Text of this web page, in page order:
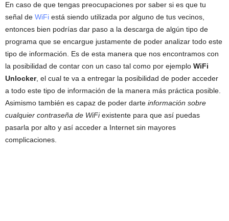
En caso de que tengas preocupaciones por saber si es que tu
señal de WiFi está siendo utilizada por alguno de tus vecinos,
entonces bien podrías dar paso a la descarga de algún tipo de
programa que se encargue justamente de poder analizar todo este
tipo de información. Es de esta manera que nos encontramos con
la posibilidad de contar con un caso tal como por ejemplo WiFi
Unlocker, el cual te va a entregar la posibilidad de poder acceder
a todo este tipo de información de la manera más práctica posible.
Asimismo también es capaz de poder darte información sobre
cualquier contraseña de WiFiexistente para que así puedas
pasarla por alto y así acceder a Internet sin mayores
complicaciones.